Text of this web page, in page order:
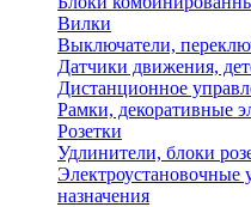
Вилки
Выключатели,
Датчики движения,
Дистанционное
Рамки, декоративные
Розетки
Удлинители, блоки
Электроустановочные
назначения